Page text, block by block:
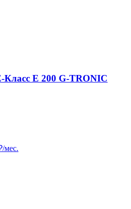
Класс E 200 G-TRONIC
мес.